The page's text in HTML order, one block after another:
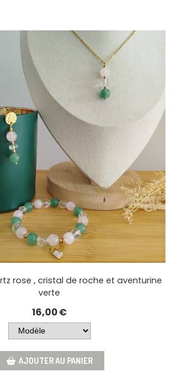
rose , cristal de roche et aventurine
verte
16,00€
AJOUTER AU PANIER